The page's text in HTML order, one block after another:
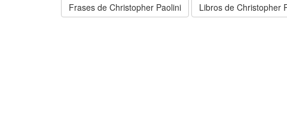
Frases de Christopher Paolini Libros de Christopher